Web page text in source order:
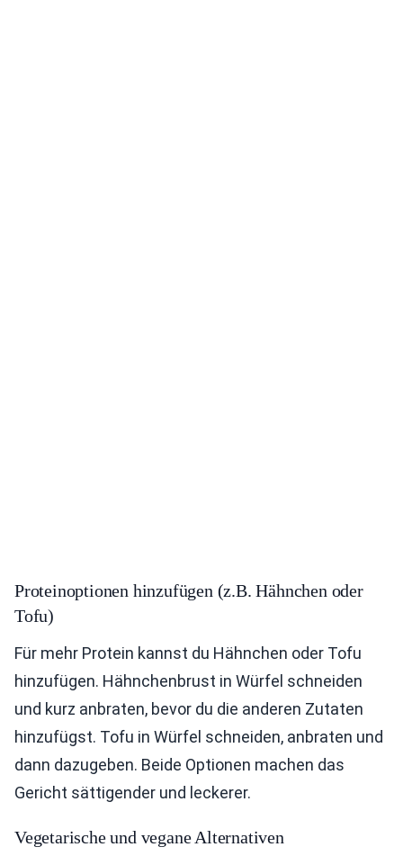
Proteinoptionen hinzufügen (z.B. Hähnchen oder
Tofu)
Für mehr Protein kannst du Hähnchen oder Tofu
hinzufügen. Hähnchenbrust in Würfel schneiden
und kurz anbraten, bevor du die anderen Zutaten
hinzufügst. Tofu in Würfel schneiden, anbraten und
dann dazugeben. Beide Optionen machen das
Gericht sättigender und leckerer.
Vegetarische und vegane Alternativen